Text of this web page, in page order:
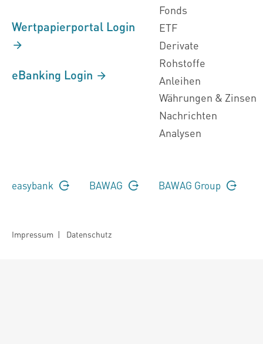
Wertpapierportal Login
eBanking Login
Fonds
ETF
Derivate
Rohstoffe
Anleihen
Währungen & Zinsen
Nachrichten
Analysen
easybank BAWAG BAWAG Group
Impressum | Datenschutz